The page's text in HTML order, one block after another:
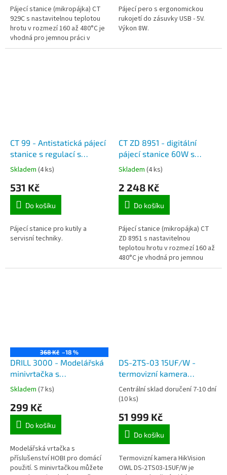
Pájecí stanice (mikropájka) CT
929C s nastavitelnou teplotou
hrotu v rozmezí 160 až 480°C je
vhodná pro jemnou práci v
elektronice.
Pájecí pero s ergonomickou
rukojetí do zásuvky USB - 5V.
Výkon 8W.
CT 99 - Antistatická pájecí
stanice s regulací s
regulací
Skladem (4 ks)
531 Kč
Do košíku
Pájecí stanice pro kutily a
servisní techniky.
CT ZD 8951 - digitální
pájecí stanice 60W s
nastavitelnou teplotou
hrotu 160 až 480°C
Skladem (4 ks)
2 248 Kč
Do košíku
Pájecí stanice (mikropájka) CT
ZD 8951 s nastavitelnou
teplotou hrotu v rozmezí 160 až
480°C je vhodná pro jemnou
práci v elektronice.
368 Kč –18 %
DRILL 3000 - Modelářská
minivrtačka s
příslušenstvím
Skladem (7 ks)
299 Kč
Do košíku
Modelářská vrtačka s
příslušenství HOBI pro domácí
použití. S minivrtačkou můžete
DS-2TS-03 15UF/W -
termovizní kamera
HikVision s WIFI a GPS
Centrální sklad doručení 7-10 dní
(10 ks)
51 999 Kč
Do košíku
Termovizní kamera HikVision
OWL DS-2TS03-15UF/W je